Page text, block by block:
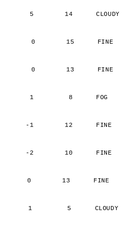
5        14      CLOUDY
0        15      FINE
0        13      FINE
1         8      FOG
-1        12      FINE
-2        10      FINE
0        13      FINE
1         5      CLOUDY